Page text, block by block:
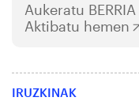
Aukeratu BERRIA
Aktibatu hemen
IRUZKINAK